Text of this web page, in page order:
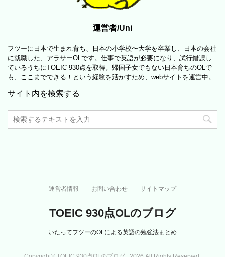
運営者/Uni
フツーに日本で生まれ育ち、日本の小学校〜大学を卒業し、日本の会社
に就職した、アラサーOLです。仕事で英語が必要になり、試行錯誤し
ているうちにTOEIC 930点を取得。帰国子女でもない日本育ちのOLで
も、ここまでできる！という経験を活かすため、webサイトを運営中。
サイト内を検索する
運営者情報 お問い合わせ サイトマップ
TOEIC 930点OLのブログ
いたってフツーのOLによる英語の勉強法まとめ